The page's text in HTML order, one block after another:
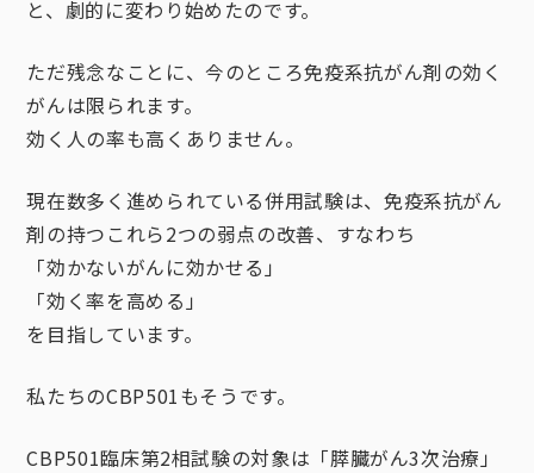
と、劇的に変わり始めたのです。
ただ残念なことに、今のところ免疫系抗がん剤の効く
がんは限られます。
効く人の率も高くありません。
現在数多く進められている併用試験は、免疫系抗がん
剤の持つこれら2つの弱点の改善、すなわち
「効かないがんに効かせる」
「効く率を高める」
を目指しています。
私たちのCBP501もそうです。
CBP501臨床第2相試験の対象は「膵臓がん3次治療」